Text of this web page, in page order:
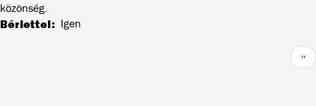
közönség.
Bérlettel Igen
››